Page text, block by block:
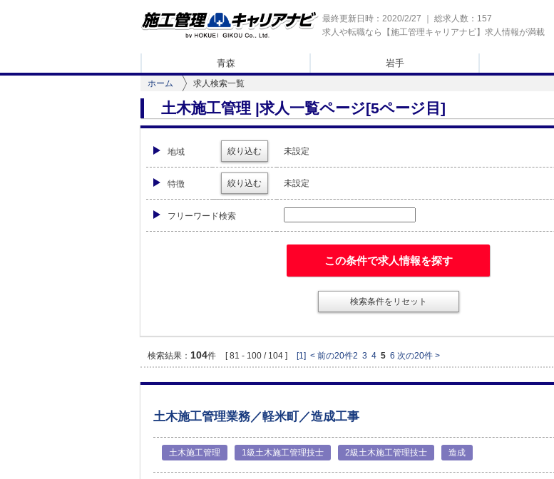
求人や転職なら【施工管理キャリアナビ】求人情報が満載
最終更新日時：2020/2/27 ｜ 総求人数：157
青森 岩手
ホーム 求人検索一覧
土木施工管理 |求人一覧ページ[5ページ目]
地域 絞り込む 未設定
特徴 絞り込む 未設定
フリーワード検索
この条件で求人情報を探す
検索条件をリセット
検索結果： 104件 [ 81 - 100 / 104 ] [1] < 前の20件2 3 4 5 6 次の20件 >
土木施工管理業務／軽米町／造成工事
土木施工管理 1級土木施工管理技士 2級土木施工管理技士 造成